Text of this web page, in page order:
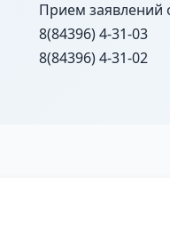
Прием заявлений
8(84396) 4-31-03
8(84396) 4-31-02